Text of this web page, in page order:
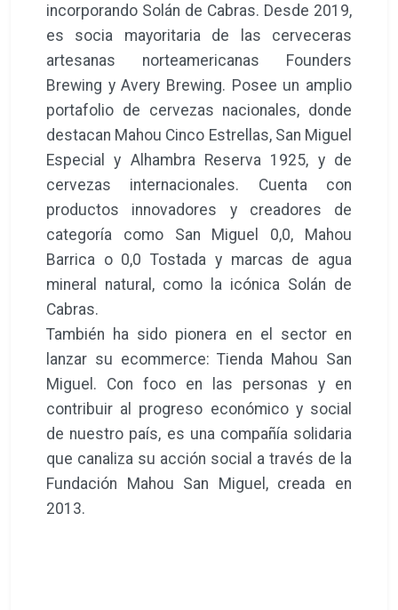
incorporando Solán de Cabras. Desde 2019,
es socia mayoritaria de las cerveceras
artesanas norteamericanas Founders
Brewing y Avery Brewing. Posee un amplio
portafolio de cervezas nacionales, donde
destacan Mahou Cinco Estrellas, San Miguel
Especial y Alhambra Reserva 1925, y de
cervezas internacionales. Cuenta con
productos innovadores y creadores de
categoría como San Miguel 0,0, Mahou
Barrica o 0,0 Tostada y marcas de agua
mineral natural, como la icónica Solán de
Cabras.
También ha sido pionera en el sector en
lanzar su ecommerce: Tienda Mahou San
Miguel. Con foco en las personas y en
contribuir al progreso económico y social
de nuestro país, es una compañía solidaria
que canaliza su acción social a través de la
Fundación Mahou San Miguel, creada en
2013.